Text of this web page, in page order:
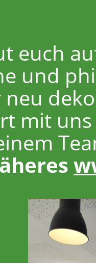
euch
und
neu
mit